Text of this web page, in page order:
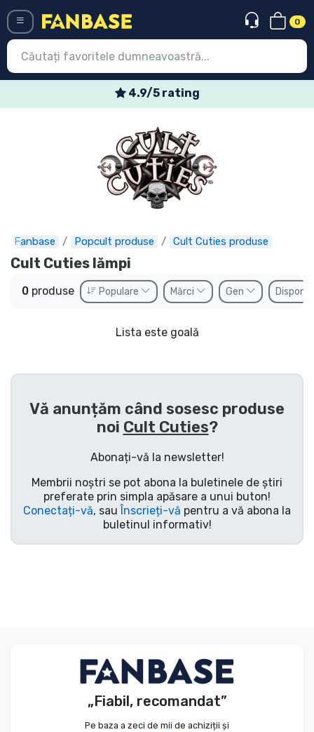
0
4.9/5 rating
Fanbase Popcult produse Cult Cuties produse
Cult Cuties lămpi
0 produse Populare Mărci Gen
Lista este goală
Vă anunțăm când sosesc produse
noi Cult Cuties?
Abonați-vă la newsletter!
Membrii noștri se pot abona la buletinele de știri
preferate prin simpla apăsare a unui buton!
Conectați-vă, sauÎnscrieți-vă pentru a vă abona la
buletinul informativ!
„Fiabil, recomandat”
Pe baza a zeci de mii de achiziții și
Precomenzi
Outlet produse
Sortare după filme
Sortare după Anime
Sortare după jocuri